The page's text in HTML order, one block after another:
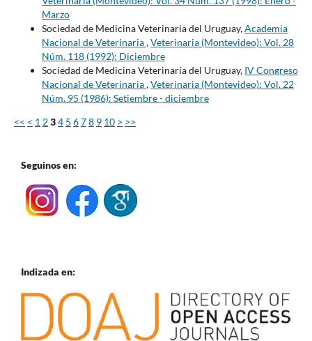
Marzo
Sociedad de Medicina Veterinaria del Uruguay,Academia
Nacional de Veterinaria,Veterinaria (Montevideo): Vol. 28
Núm. 118 (1992): Diciembre
Sociedad de Medicina Veterinaria del Uruguay, IV Congreso
Nacional de Veterinaria,Veterinaria (Montevideo): Vol. 22
Núm. 95 (1986): Setiembre - diciembre
<< < 1 234 5 678 9 10 > >>
Seguinos en:
Indizada en: